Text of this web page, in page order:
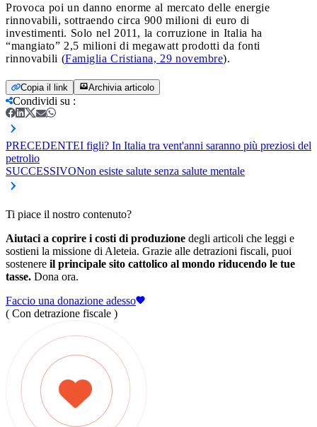
Provoca poi un danno enorme al mercato delle energie
rinnovabili, sottraendo circa 900 milioni di euro di
investimenti. Solo nel 2011, la corruzione in Italia ha
“mangiato” 2,5 milioni di megawatt prodotti da fonti
rinnovabili (Famiglia Cristiana, 29 novembre).
Copia il link Archivia articolo
Condividi su :
PRECEDENTEI figli? In Italia tra vent'anni saranno più preziosi del
petrolio
SUCCESSIVONon esiste salute senza salute mentale
Ti piace il nostro contenuto?
Aiutaci a coprire i costi di produzione degli articoli che leggi e
sostieni la missione di Aleteia. Grazie alle detrazioni fiscali, puoi
sostenere il principale sito cattolico al mondo riducendo le tue
tasse. Dona ora.
Faccio una donazione adesso
( Con detrazione fiscale )